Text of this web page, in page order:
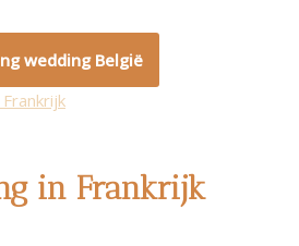
wedding België
in Frankrijk